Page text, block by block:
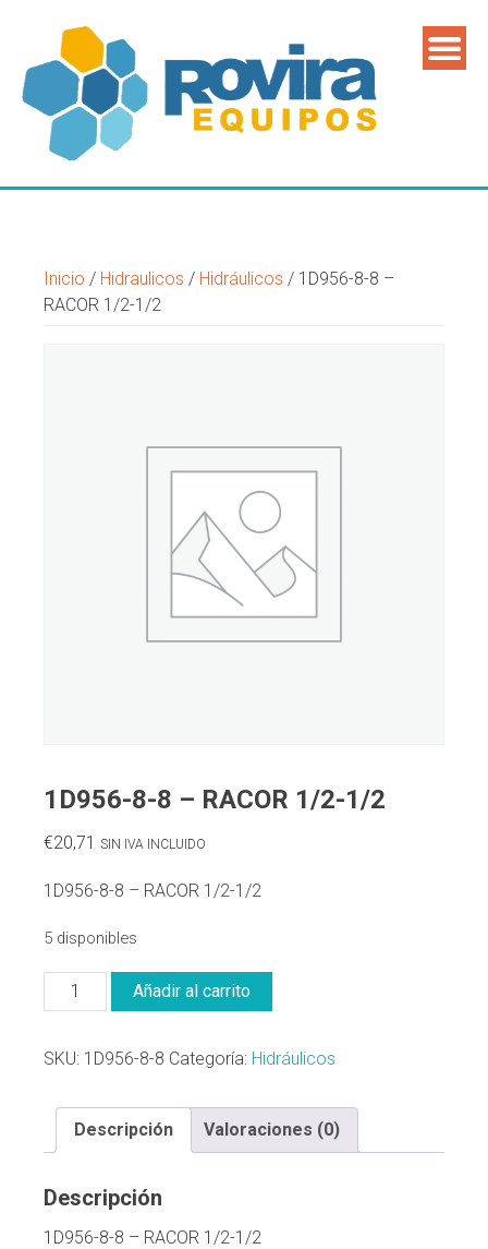
Inicio / Hidraulicos / Hidráulicos / 1D956-8-8 –
RACOR 1/2-1/2
1D956-8-8 – RACOR 1/2-1/2
€20,71 SIN IVA INCLUIDO
1D956-8-8 – RACOR 1/2-1/2
5 disponibles
Añadir al carrito
SKU: 1D956-8-8 Categoría: Hidráulicos
Descripción Valoraciones (0)
Descripción
1D956-8-8 – RACOR 1/2-1/2